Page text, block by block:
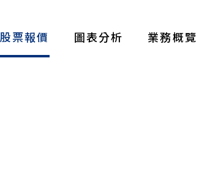
股票報價 圖表分析 業務概覽